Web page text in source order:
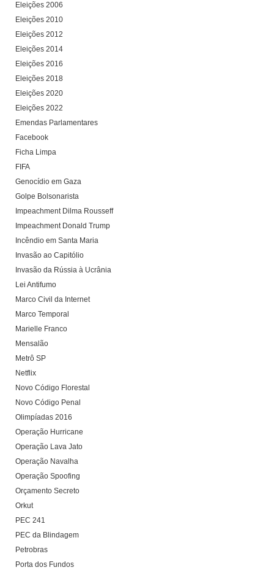
Eleições 2006
Eleições 2010
Eleições 2012
Eleições 2014
Eleições 2016
Eleições 2018
Eleições 2020
Eleições 2022
Emendas Parlamentares
Facebook
Ficha Limpa
FIFA
Genocídio em Gaza
Golpe Bolsonarista
Impeachment Dilma Rousseff
Impeachment Donald Trump
Incêndio em Santa Maria
Invasão ao Capitólio
Invasão da Rússia à Ucrânia
Lei Antifumo
Marco Civil da Internet
Marco Temporal
Marielle Franco
Mensalão
Metrô SP
Netflix
Novo Código Florestal
Novo Código Penal
Olimpíadas 2016
Operação Hurricane
Operação Lava Jato
Operação Navalha
Operação Spoofing
Orçamento Secreto
Orkut
PEC 241
PEC da Blindagem
Petrobras
Porta dos Fundos